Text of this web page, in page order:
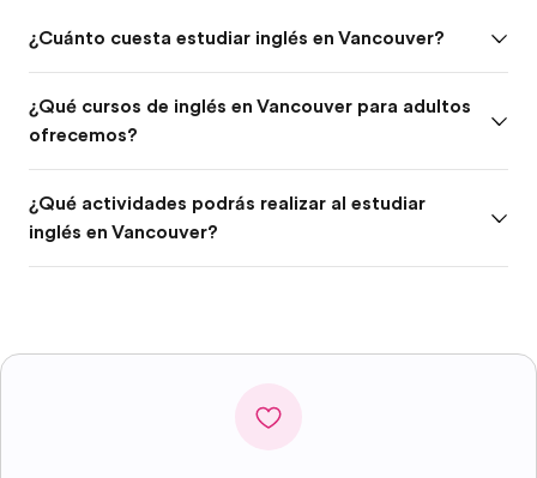
¿Cuánto cuesta estudiar inglés en Vancouver?
¿Qué cursos de inglés en Vancouver para adultos
ofrecemos?
¿Qué actividades podrás realizar al estudiar
inglés en Vancouver?